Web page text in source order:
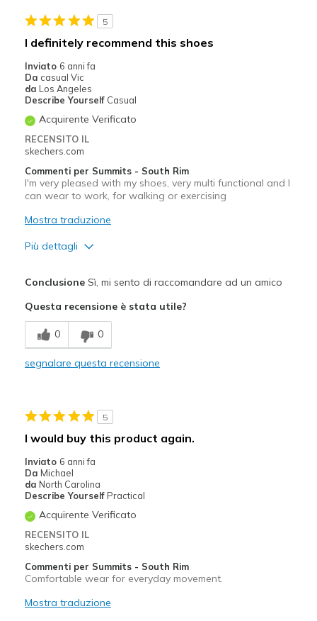
View On Shoes
I'm Really Into Shoes
5
I definitely recommend this shoes
Inviato 6 anni fa
Da casual Vic
da Los Angeles
Describe Yourself Casual
Acquirente Verificato
RECENSITO IL
skechers.com
Commenti per Summits - South Rim
I'm very pleased with my shoes, very multi functional and I
can wear to work, for walking or exercising
Mostra traduzione
Più dettagli
Breathe Well
Comfortable
Migliori Utilizzi:
Travel
Width
Feels true to width
Sizing
View On Shoes
ConclusioneSì, mi sento di raccomandare ad un amico
Questa recensione è stata utile?
0 0
segnalare questa recensione
5
I would buy this product again.
Inviato 6 anni fa
Da Michael
da North Carolina
Describe Yourself Practical
Acquirente Verificato
RECENSITO IL
skechers.com
Commenti per Summits - South Rim
Comfortable wear for everyday movement.
Mostra traduzione